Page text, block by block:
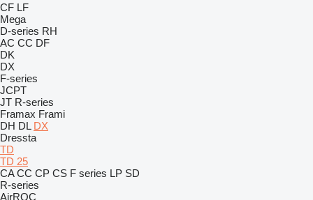
CF LF
Mega
D-series RH
AC CC DF
DK
DX
F-series
JCPT
JT R-series
Framax Frami
DH DL DX
Dressta
TD
TD 25
CA CC CP CS F series LP SD
R-series
AirROC